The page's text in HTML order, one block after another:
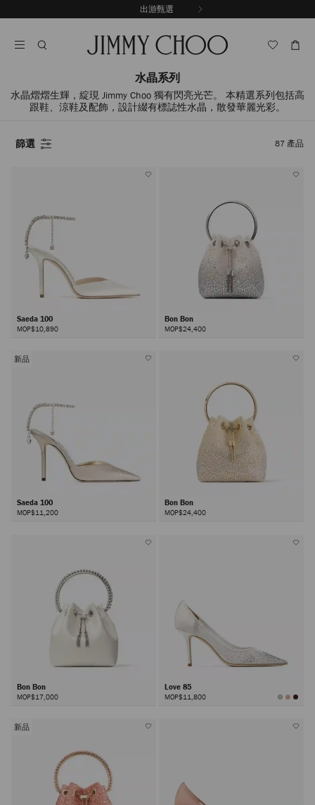
至
出游甄選
水晶系列
水晶熠熠生輝，綻現 Jimmy Choo 獨有閃亮光芒。 本精選系列包括高
跟鞋、涼鞋及配飾，設計綴有標誌性水晶，散發華麗光彩。
篩選 87 產品
Saeda 100
MOP$10,890
Bon Bon
MOP$24,400
新品
Saeda 100
MOP$11,200
Bon Bon
MOP$24,400
Bon Bon
MOP$17,000
Love 85
MOP$11,800
新品